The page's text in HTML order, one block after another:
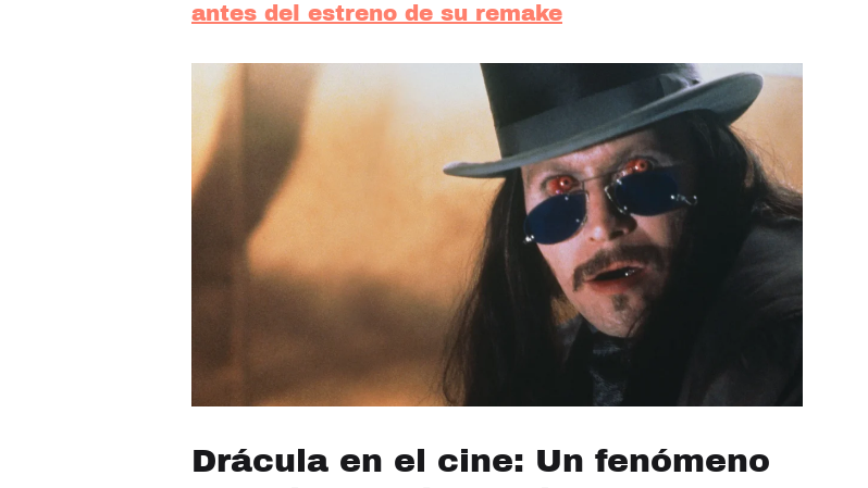
antes del estreno de su remake
Drácula en el cine: Un fenómeno